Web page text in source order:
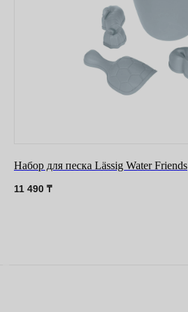
Набор для песка Lässig Water Friends
11 490 ₸